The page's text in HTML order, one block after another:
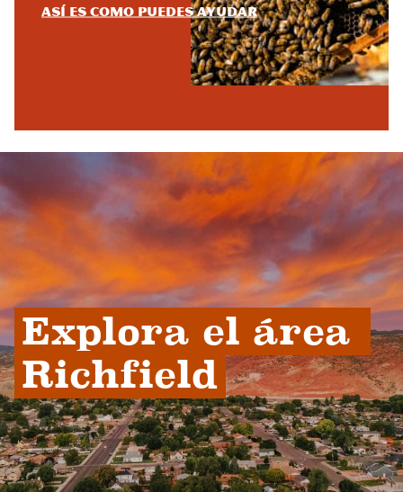
Así es como puedes ayudar
Explora el área
Richfield